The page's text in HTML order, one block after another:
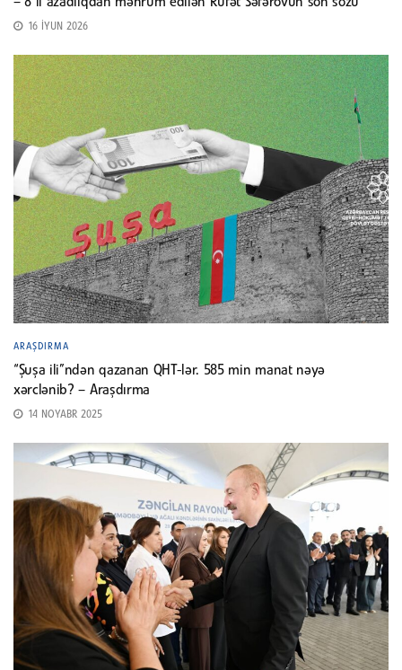
16 İYUN 2026
ARAŞDIRMA
“Şuşa ili”ndən qazanan QHT-lər. 585 min manat nəyə
xərclənib? – Araşdırma
14 NOYABR 2025